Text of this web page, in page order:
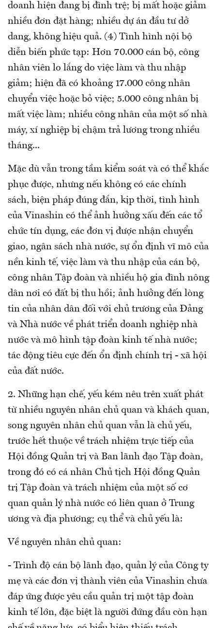
doanh hiện đang bị đình trệ; bị mất hoặc giảm
nhiều đơn đặt hàng; nhiều dự án đầu tư dở
dang, không hiệu quả. (4) Tình hình nội bộ
diễn biến phức tạp: Hơn 70.000 cán bộ, công
nhân viên lo lắng do việc làm và thu nhập
giảm; hiện đã có khoảng 17.000 công nhân
chuyển việc hoặc bỏ việc; 5.000 công nhân bị
mất việc làm; nhiều công nhân của một số nhà
máy, xí nghiệp bị chậm trả lương trong nhiều
tháng...
Mặc dù vẫn trong tầm kiểm soát và có thể khắc
phục được, nhưng nếu không có các chính
sách, biện pháp đúng đắn, kịp thời, tình hình
của Vinashin có thể ảnh hưởng xấu đến các tổ
chức tín dụng, các đơn vị được nhận chuyển
giao, ngân sách nhà nước, sự ổn định vĩ mô của
nền kinh tế, việc làm và thu nhập của cán bộ,
công nhân Tập đoàn và nhiều hộ gia đình nông
dân nơi có đất bị thu hồi; ảnh hưởng đến lòng
tin của nhân dân đối với chủ trương của Đảng
và Nhà nước về phát triển doanh nghiệp nhà
nước và mô hình tập đoàn kinh tế nhà nước;
tác động tiêu cực đến ổn định chính trị - xã hội
của đất nước.
2. Những hạn chế, yếu kém nêu trên xuất phát
từ nhiều nguyên nhân chủ quan và khách quan,
song nguyên nhân chủ quan vẫn là chủ yếu,
trước hết thuộc về trách nhiệm trực tiếp của
Hội đồng Quản trị và Ban lãnh đạo Tập đoàn,
trong đó có cá nhân Chủ tịch Hội đồng Quản
trị Tập đoàn và trách nhiệm của một số cơ
quan quản lý nhà nước có liên quan ở Trung
ương và địa phương; cụ thể và chủ yếu là:
Về nguyên nhân chủ quan:
- Trình độ cán bộ lãnh đạo, quản lý của Công ty
mẹ và các đơn vị thành viên của Vinashin chưa
đáp ứng được yêu cầu quản trị một tập đoàn
kinh tế lớn, đặc biệt là người đứng đầu còn hạn